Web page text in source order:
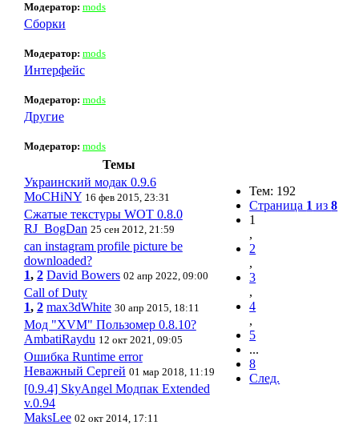
Модератор: mods
Сборки
Модератор: mods
Интерфейс
Модератор: mods
Другие
Модератор: mods
Тем: 192
Страница 1 из8
1
,
2
,
3
,
4
,
5
...
8
След.
Темы
Украинский модак 0.9.6
MoCHiNY 16 фев 2015, 23:31
Сжатые текстуры WOT 0.8.0
RJ_BogDan 25 сен 2012, 21:59
can instagram profile picture be
downloaded?
1, 2 David Bowers 02 апр 2022, 09:00
Call of Duty
1, 2 max3dWhite 30 апр 2015, 18:11
Мод "XVM" Пользомер 0.8.10?
AmbatiRaydu 12 окт 2021, 09:05
Ошибка Runtime error
Неважный Сергей 01 мар 2018, 11:19
[0.9.4] SkyAngel Модпак Extended
v.0.94
MaksLee 02 окт 2014, 17:11